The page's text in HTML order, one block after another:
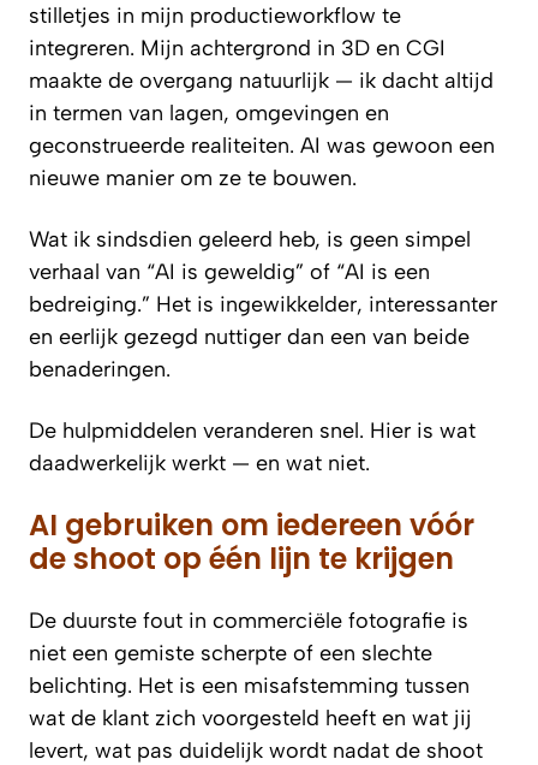
stilletjes in mijn productieworkflow te
integreren. Mijn achtergrond in 3D en CGI
maakte de overgang natuurlijk — ik dacht altijd
in termen van lagen, omgevingen en
geconstrueerde realiteiten. AI was gewoon een
nieuwe manier om ze te bouwen.
Wat ik sindsdien geleerd heb, is geen simpel
verhaal van “AI is geweldig” of “AI is een
bedreiging.” Het is ingewikkelder, interessanter
en eerlijk gezegd nuttiger dan een van beide
benaderingen.
De hulpmiddelen veranderen snel. Hier is wat
daadwerkelijk werkt — en wat niet.
AI gebruiken om iedereen vóór
de shoot op één lijn te krijgen
De duurste fout in commerciële fotografie is
niet een gemiste scherpte of een slechte
belichting. Het is een misafstemming tussen
wat de klant zich voorgesteld heeft en wat jij
levert, wat pas duidelijk wordt nadat de shoot